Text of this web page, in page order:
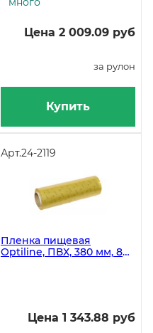
Цена 2 009.09 руб
за рулон
Купить
Арт.24-2119
Пленка пищевая
Optiline, ПВХ, 380 мм, 8
Цена 1 343.88 руб